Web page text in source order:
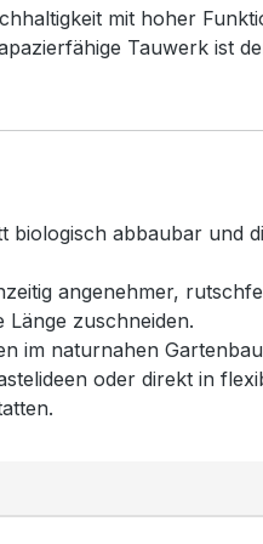
mit hoher
Tauwerk ist
abbaubar und
angenehmer,
zuschneiden.
im naturnahen
oder direkt in